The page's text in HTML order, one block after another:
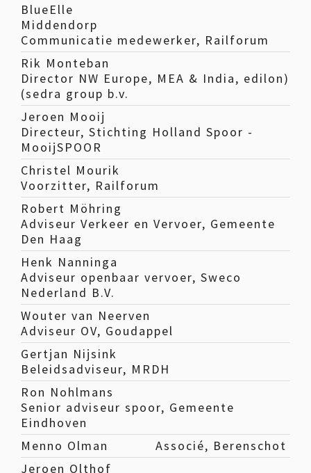
BlueElle
Middendorp
Communicatie medewerker, Railforum
Rik Monteban
Director NW Europe, MEA & India, edilon)
(sedra group b.v.
Jeroen Mooij
Directeur, Stichting Holland Spoor -
MooijSPOOR
Christel Mourik
Voorzitter, Railforum
Robert Möhring
Adviseur Verkeer en Vervoer, Gemeente
Den Haag
Henk Nanninga
Adviseur openbaar vervoer, Sweco
Nederland B.V.
Wouter van Neerven
Adviseur OV, Goudappel
Gertjan Nijsink
Beleidsadviseur, MRDH
Ron Nohlmans
Senior adviseur spoor, Gemeente
Eindhoven
Menno Olman
Associé, Berenschot
Jeroen Olthof